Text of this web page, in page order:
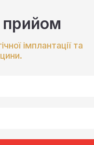
прийом
імплантації та